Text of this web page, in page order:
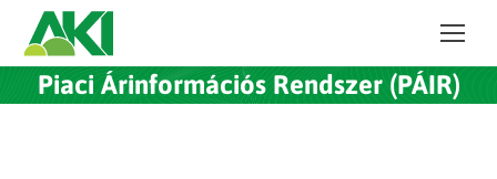
Piaci Árinformációs Rendszer (PÁIR)